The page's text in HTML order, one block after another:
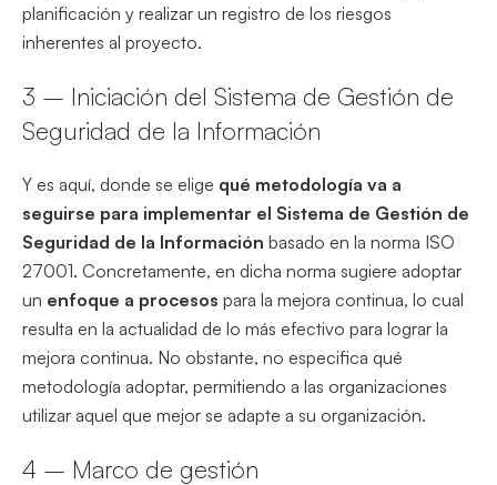
planificación y realizar un registro de los riesgos
inherentes al proyecto.
3 – Iniciación del Sistema de Gestión de
Seguridad de la Información
Y es aquí, donde se elige qué metodología va a
seguirse para implementar el Sistema de Gestión de
Seguridad de la Información basado en la norma ISO
27001. Concretamente, en dicha norma sugiere adoptar
un enfoque a procesos para la mejora continua, lo cual
resulta en la actualidad de lo más efectivo para lograr la
mejora continua. No obstante, no especifica qué
metodología adoptar, permitiendo a las organizaciones
utilizar aquel que mejor se adapte a su organización.
4 – Marco de gestión